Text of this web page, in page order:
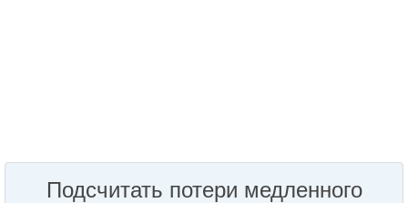
Подсчитать потери медленного